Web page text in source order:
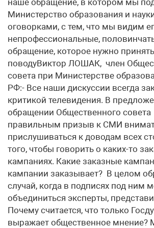
наше обращение, в котором мы
Министерство образования и
оговорками, с тем, что мы видим
непрофессиональные,
обращение, которое нужно
поводуВиктор ЛОШАК, член
совета при Министерстве
РФ:- Все наши дискуссии всегда
критикой телевидения. В
обращении Общественного
правильным призыв к СМИ
прислушиваться к доводам всех
того, чтобы говорить о каких-то
кампаниях. Какие заказные
кампании заказывает? В целом
случай, когда в подписях под ним
объединиться эксперты,
Почему считается, что только
выражает общественное мнение?